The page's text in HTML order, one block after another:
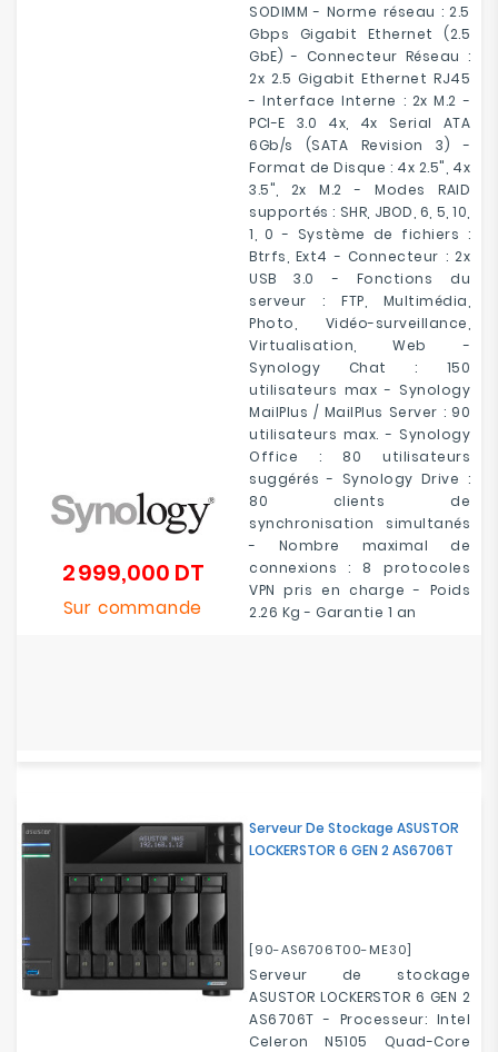
SODIMM - Norme réseau : 2.5
Gbps Gigabit Ethernet (2.5
GbE) - Connecteur Réseau :
2x 2.5 Gigabit Ethernet RJ45
- Interface Interne : 2x M.2 -
PCI-E 3.0 4x, 4x Serial ATA
6Gb/s (SATA Revision 3) -
Format de Disque : 4x 2.5", 4x
3.5", 2x M.2 - Modes RAID
supportés : SHR, JBOD, 6, 5, 10,
1, 0 - Système de fichiers :
Btrfs, Ext4 - Connecteur : 2x
USB 3.0 - Fonctions du
serveur : FTP, Multimédia,
Photo, Vidéo-surveillance,
Virtualisation, Web -
Synology Chat : 150
utilisateurs max - Synology
MailPlus / MailPlus Server : 90
utilisateurs max. - Synology
Office : 80 utilisateurs
suggérés - Synology Drive :
80 clients de
synchronisation simultanés
- Nombre maximal de
connexions : 8 protocoles
VPN pris en charge - Poids
2.26 Kg - Garantie 1 an
2 999,000 DTPrix
Sur commande
Serveur De Stockage ASUSTOR
LOCKERSTOR 6 GEN 2 AS6706T
[90-AS6706T00-ME30]
Serveur de stockage
ASUSTOR LOCKERSTOR 6 GEN 2
AS6706T - Processeur: Intel
Celeron N5105 Quad-Core